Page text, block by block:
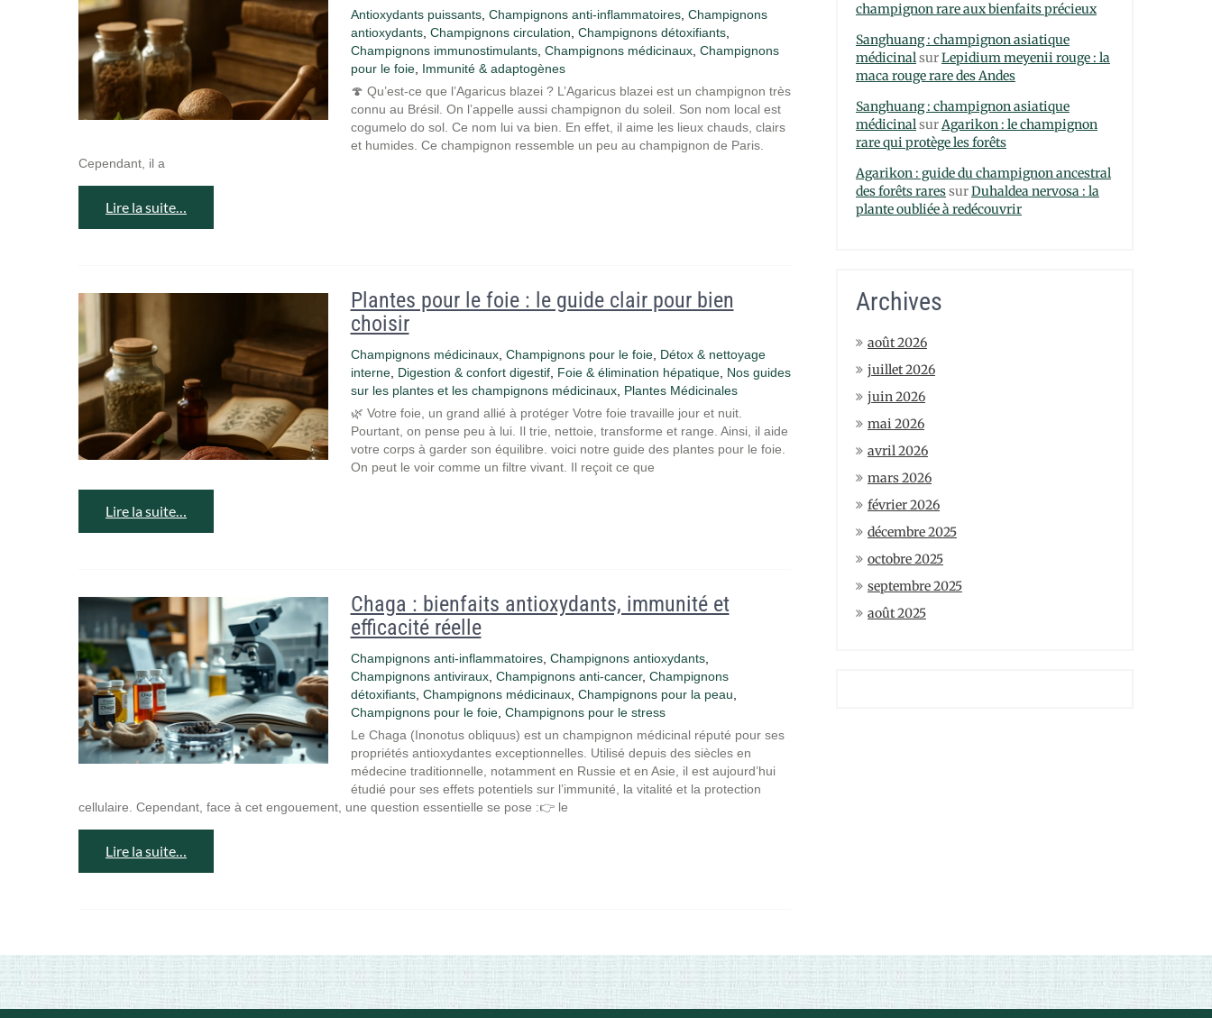
Antioxydants puissants, Champignons anti-inflammatoires, Champignons
antioxydants, Champignons circulation Champignons détoxifiants,
Champignons immunostimulants, Champignons médicinaux, Champignons
pour le foie, Immunité & adaptogènes
🍄 Qu’est-ce que l’Agaricus blazei ? L’Agaricus blazei est un champignon très
connu au Brésil. On l’appelle aussi champignon du soleil. Son nom local est
cogumelo do sol. Ce nom lui va bien. En effet, il aime les lieux chauds, clairs
et humides. Ce champignon ressemble un peu au champignon de Paris.
Cependant, il a
Lire la suite…
Plantes pour le foie : le guide clair pour bien
choisir
Champignons médicinaux, Champignons pour le foie, Détox & nettoyage
interne, Digestion & confort digestif, Foie & élimination hépatique, Nos guides
sur les plantes et les champignons médicinaux, Plantes Médicinales
🌿 Votre foie, un grand allié à protéger Votre foie travaille jour et nuit.
Pourtant, on pense peu à lui. Il trie, nettoie, transforme et range. Ainsi, il aide
votre corps à garder son équilibre. voici notre guide des plantes pour le foie.
On peut le voir comme un filtre vivant. Il reçoit ce que
Lire la suite…
Chaga : bienfaits antioxydants, immunité et
efficacité réelle
Champignons anti-inflammatoires, Champignons antioxydants,
Champignons antiviraux, Champignons anti‑cancer, Champignons
détoxifiants, Champignons médicinaux, Champignons pour la peau
Champignons pour le foie, Champignons pour le stress
Le Chaga (Inonotus obliquus) est un champignon médicinal réputé pour ses
propriétés antioxydantes exceptionnelles. Utilisé depuis des siècles en
médecine traditionnelle, notamment en Russie et en Asie, il est aujourd’hui
étudié pour ses effets potentiels sur l’immunité, la vitalité et la protection
cellulaire. Cependant, face à cet engouement, une question essentielle se pose :👉 le
Lire la suite…
champignon rare aux bienfaits précieux
Sanghuang : champignon asiatique
médicinalsurLepidium meyenii rouge : la
maca rouge rare des Andes
Sanghuang : champignon asiatique
médicinalsurAgarikon : le champignon
rare qui protège les forêts
Agarikon : guide du champignon ancestral
des forêts raressurDuhaldea nervosa : la
plante oubliée à redécouvrir
Archives
août 2026
juillet 2026
juin 2026
mai 2026
avril 2026
mars 2026
février 2026
décembre 2025
octobre 2025
septembre 2025
août 2025